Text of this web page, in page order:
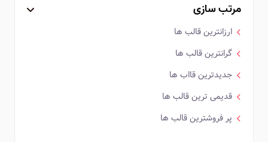
مرتب سازی
ارزانترین قالب ها
گرانترین قالب ها
جدیدترین قااب ها
قدیمی ترین قالب ها
پر فروشترین قالب ها